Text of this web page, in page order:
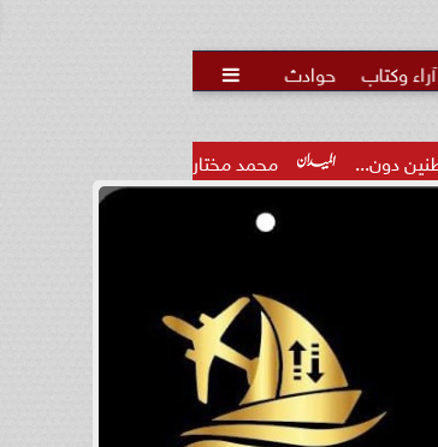
آراء وكتاب حوادث 
محمد مختار جمعة: بدل البطالة يجب ألا يتحول لمنحة